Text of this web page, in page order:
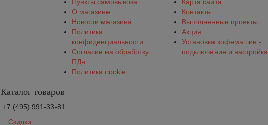
О магазине
Новости магазина
Политика
конфиденциальности
Согласие на обработку
ПДн
Политика cookie
Контакты
Выполненные проекты
Акция
Установка кофемашин -
подключение и настройка
Каталог товаров
+7 (495) 991-33-81
Скидки